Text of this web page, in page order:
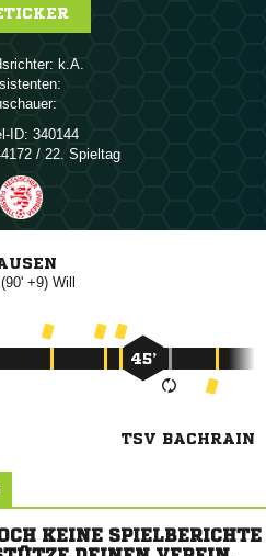

ID: 340144
/ 22. Spieltag
+9) 
45’
TSV BACHRAIN
KEINE SPIELBERICHTE